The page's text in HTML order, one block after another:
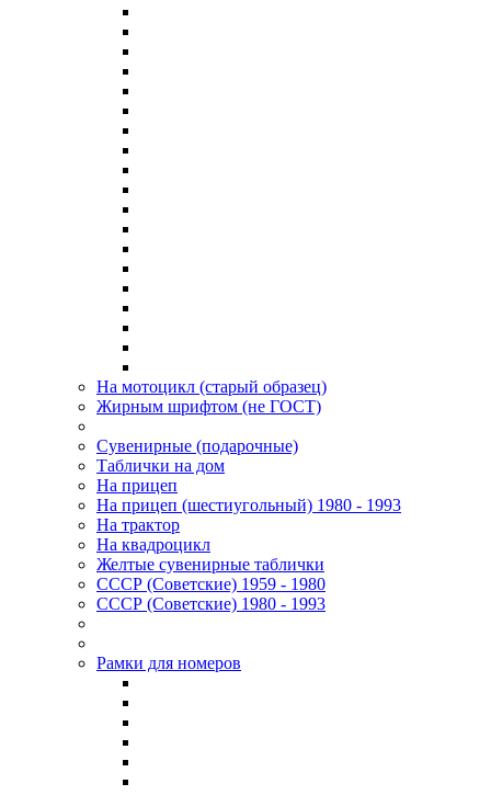
На мотоцикл (старый образец)
Жирным шрифтом (не ГОСТ)
Сувенирные (подарочные)
Таблички на дом
На прицеп
На прицеп (шестиугольный) 1980 - 1993
На трактор
На квадроцикл
Желтые сувенирные таблички
СССР (Советские) 1959 - 1980
СССР (Советские) 1980 - 1993
Рамки для номеров